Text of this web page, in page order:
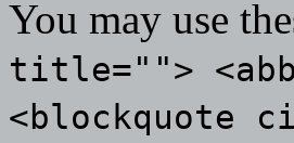
You may use
title="">
<blockquote